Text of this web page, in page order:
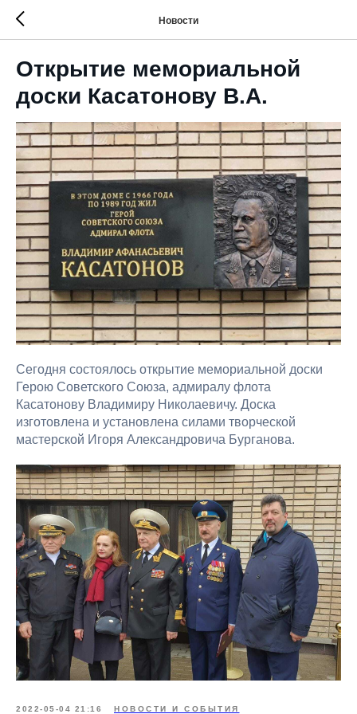
Новости
Открытие мемориальной
доски Касатонову В.А.
Сегодня состоялось открытие мемориальной доски
Герою Советского Союза, адмиралу флота
Касатонову Владимиру Николаевичу. Доска
изготовлена и установлена силами творческой
мастерской Игоря Александровича Бурганова.
2022-05-04 21:16 НОВОСТИ И СОБЫТИЯ